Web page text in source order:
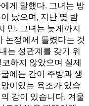
게 말했다. 그녀는 방
났으며, 지난 몇 밤
만, 그녀는 늦게까지
논쟁에서 틀렸다는 것
는 성관계를 갖기 위
하지 않았으며 실제
에는 간이 주방과 생
이있는 욕조가 있습
강이 있습니다. 겨울